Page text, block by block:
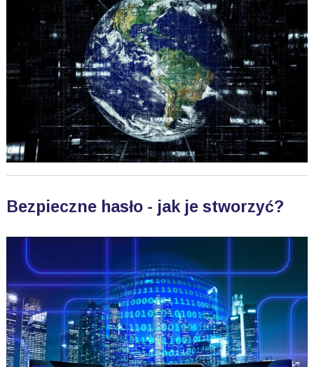
Bezpieczne hasło - jak je stworzyć?